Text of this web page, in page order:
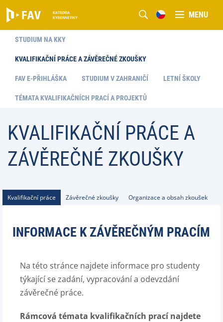
MENU
STUDIUM NA KKY
KVALIFIKAČNÍ PRÁCE A ZÁVĚREČNÉ ZKOUŠKY
FAV E-PŘIHLÁŠKA STUDIUM V ZAHRANIČÍ LETNÍ ŠKOLY
TÉMATA KVALIFIKAČNÍCH PRACÍ A PROJEKTŮ
KVALIFIKAČNÍ PRÁCE A
ZÁVĚREČNÉ ZKOUŠKY
Kvalifikační práce Závěrečné zkoušky Organizace a obsah zkoušek
INFORMACE K ZÁVĚREČNÝM PRACÍM
Na této stránce najdete informace pro studenty
týkající se zadání, vypracování a odevzdání
závěrečné práce.
Rámcová témata kvalifikačních prací najdete